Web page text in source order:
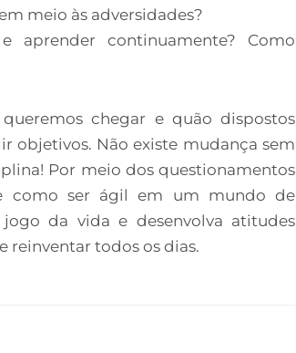
meio às adversidades?
aprender continuamente? Como
chegar e quão dispostos
objetivos. Não existe mudança sem
Por meio dos questionamentos
como ser ágil em um mundo de
da vida e desenvolva atitudes
reinventar todos os dias.